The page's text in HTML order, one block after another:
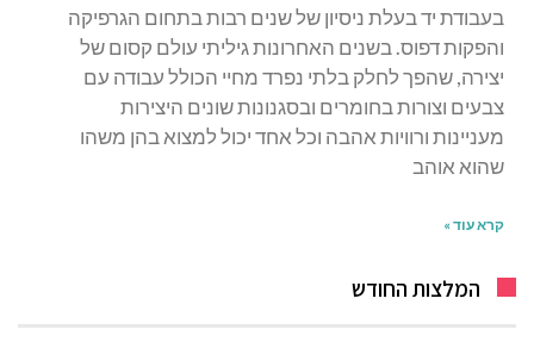
בעבודת יד בעלת ניסיון של שנים רבות בתחום הגרפיקה
והפקות דפוס. בשנים האחרונות גיליתי עולם קסום של
יצירה, שהפך לחלק בלתי נפרד מחיי הכולל עבודה עם
צבעים וצורות בחומרים ובסגנונות שונים היצירות
מעניינות ורוויות אהבה וכל אחד יכול למצוא בהן משהו
שהוא אוהב
קרא עוד »
המלצות החודש